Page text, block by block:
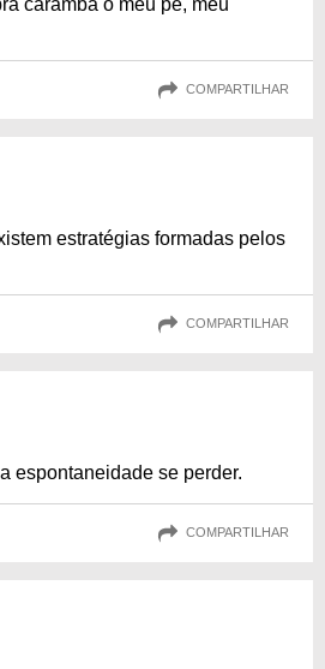
COMPARTILHAR
estratégias formadas pelos
COMPARTILHAR
espontaneidade se perder.
COMPARTILHAR